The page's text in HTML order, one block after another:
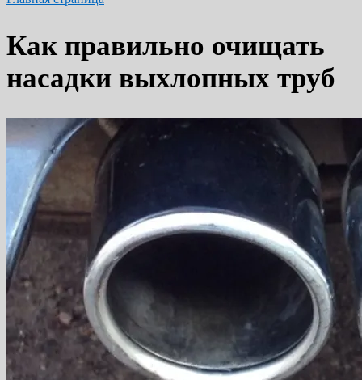
Как правильно очищать
насадки выхлопных труб